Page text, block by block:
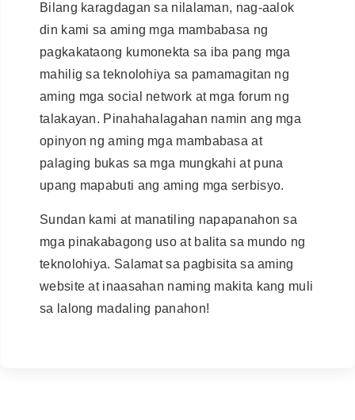
Bilang karagdagan sa nilalaman, nag-aalok
din kami sa aming mga mambabasa ng
pagkakataong kumonekta sa iba pang mga
mahilig sa teknolohiya sa pamamagitan ng
aming mga social network at mga forum ng
talakayan. Pinahahalagahan namin ang mga
opinyon ng aming mga mambabasa at
palaging bukas sa mga mungkahi at puna
upang mapabuti ang aming mga serbisyo.
Sundan kami at manatiling napapanahon sa
mga pinakabagong uso at balita sa mundo ng
teknolohiya. Salamat sa pagbisita sa aming
website at inaasahan naming makita kang muli
sa lalong madaling panahon!